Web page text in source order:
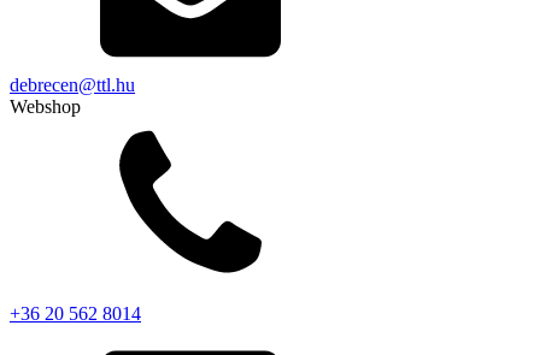
debrecen@ttl.hu
Webshop
+36 20 562 8014